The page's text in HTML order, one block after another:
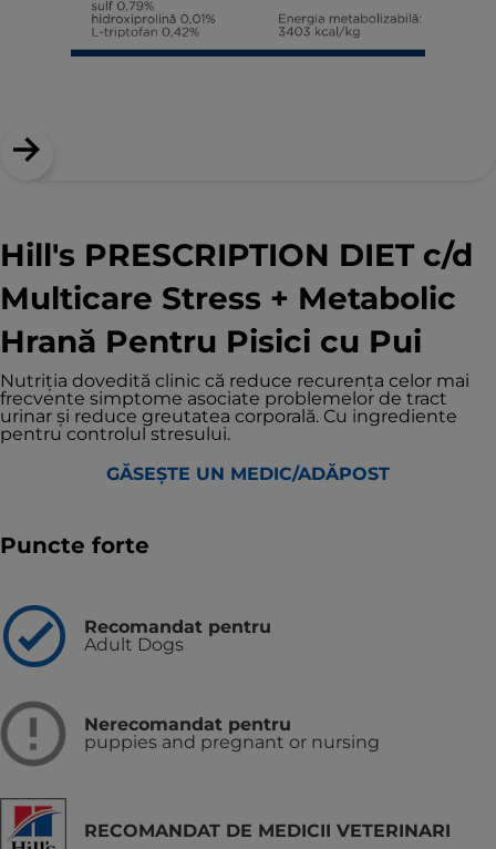
Hill's PRESCRIPTION DIET c/d
Multicare Stress + Metabolic
Hrană Pentru Pisici cu Pui
Nutriția dovedită clinic că reduce recurența celor mai
frecvente simptome asociate problemelor de tract
urinar și reduce greutatea corporală. Cu ingrediente
pentru controlul stresului.
GĂSEȘTE UN MEDIC/ADĂPOST
Puncte forte
Recomandat pentru
Adult Dogs
Nerecomandat pentru
puppies and pregnant or nursing
RECOMANDAT DE MEDICII VETERINARI